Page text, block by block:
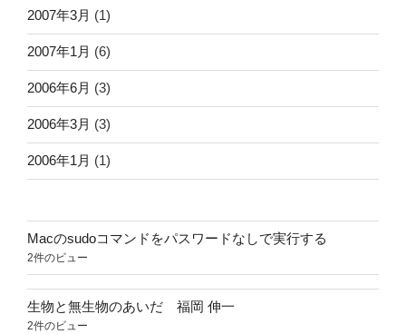
2007年3月 (1)
2007年1月 (6)
2006年6月 (3)
2006年3月 (3)
2006年1月 (1)
Macのsudoコマンドをパスワードなしで実行する
2件のビュー
生物と無生物のあいだ 福岡 伸一
2件のビュー